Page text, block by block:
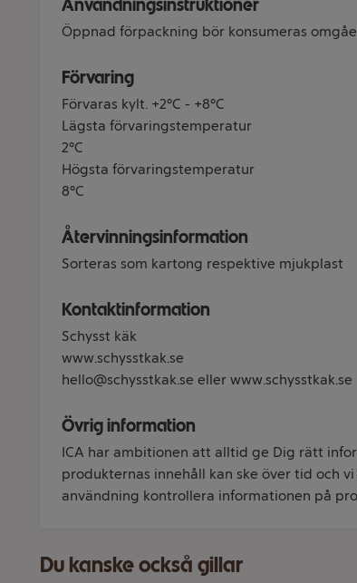
Användningsinstruktioner
Öppnad förpackning bör konsumeras
Förvaring
Förvaras kylt. +2°C - +8°C
Lägsta förvaringstemperatur
2°C
Högsta förvaringstemperatur
8°C
Återvinningsinformation
Sorteras som kartong respektive mjukplast
Kontaktinformation
Schysst käk
www.schysstkak.se
hello@schysstkak.se eller www.schysstkak.se
Övrig information
ICA har ambitionen att alltid ge Dig rätt
produkternas innehåll kan ske över tid och
användning kontrollera informationen på
Du kanske också gillar